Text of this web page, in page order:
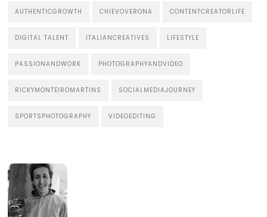
AUTHENTICGROWTH CHIEVOVERONA CONTENTCREATORLIFE
DIGITAL TALENT ITALIANCREATIVES LIFESTYLE
PASSIONANDWORK PHOTOGRAPHYANDVIDEO
RICKYMONTEIROMARTINS SOCIALMEDIAJOURNEY
SPORTSPHOTOGRAPHY VIDEOEDITING